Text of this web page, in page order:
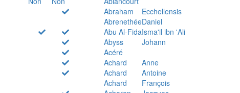
Abraham
Ecchellensis
AbrenethéeDaniel
Abu Al-FidaIsma'il ibn 'Ali
Abyss
Johann
Acéré
Achard
Anne
Achard
Antoine
Achard
François